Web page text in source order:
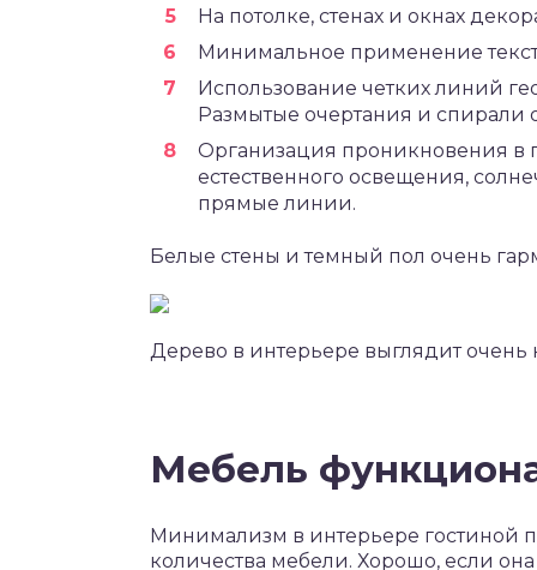
На потолке, стенах и окнах
Минимальное применение
Использование четких линий
Размытые очертания и спирали
Организация проникновения в
естественного освещения,
прямые линии.
Белые стены и темный пол очень
Дерево в интерьере выглядит очень
Мебель
Минимализм в интерьере гостиной
количества мебели. Хорошо, если